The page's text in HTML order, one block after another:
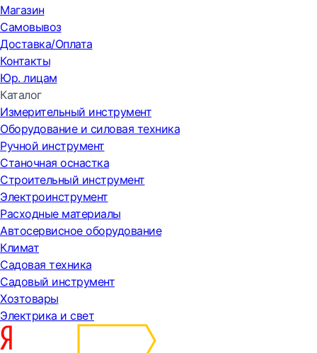
Магазин
Самовывоз
Доставка/Оплата
Контакты
Юр. лицам
Каталог
Измерительный инструмент
Оборудование и силовая техника
Ручной инструмент
Станочная оснастка
Строительный инструмент
Электроинструмент
Расходные материалы
Автосервисное оборудование
Климат
Садовая техника
Садовый инструмент
Хозтовары
Электрика и свет